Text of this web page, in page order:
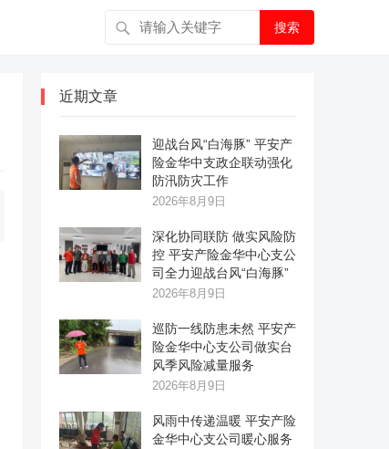
搜索
近期文章
迎战台风“白海豚” 平安产
险金华中支政企联动强化
防汛防灾工作
2026年8月9日
深化协同联防 做实风险防
控 平安产险金华中心支公
司全力迎战台风“白海豚”
2026年8月9日
巡防一线防患未然 平安产
险金华中心支公司做实台
风季风险减量服务
2026年8月9日
风雨中传递温暖 平安产险
金华中心支公司暖心服务